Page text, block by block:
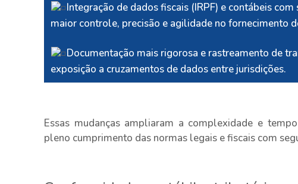
Integração de dados fiscais (IRPF) e contábeis
maior controle, precisão e agilidade no fornecimento
Documentação mais rigorosa e rastreamento de
exposição a cruzamentos de dados entre jurisdições.
Essas mudanças ampliaram a complexidade e
pleno cumprimento das normas legais e fiscais com